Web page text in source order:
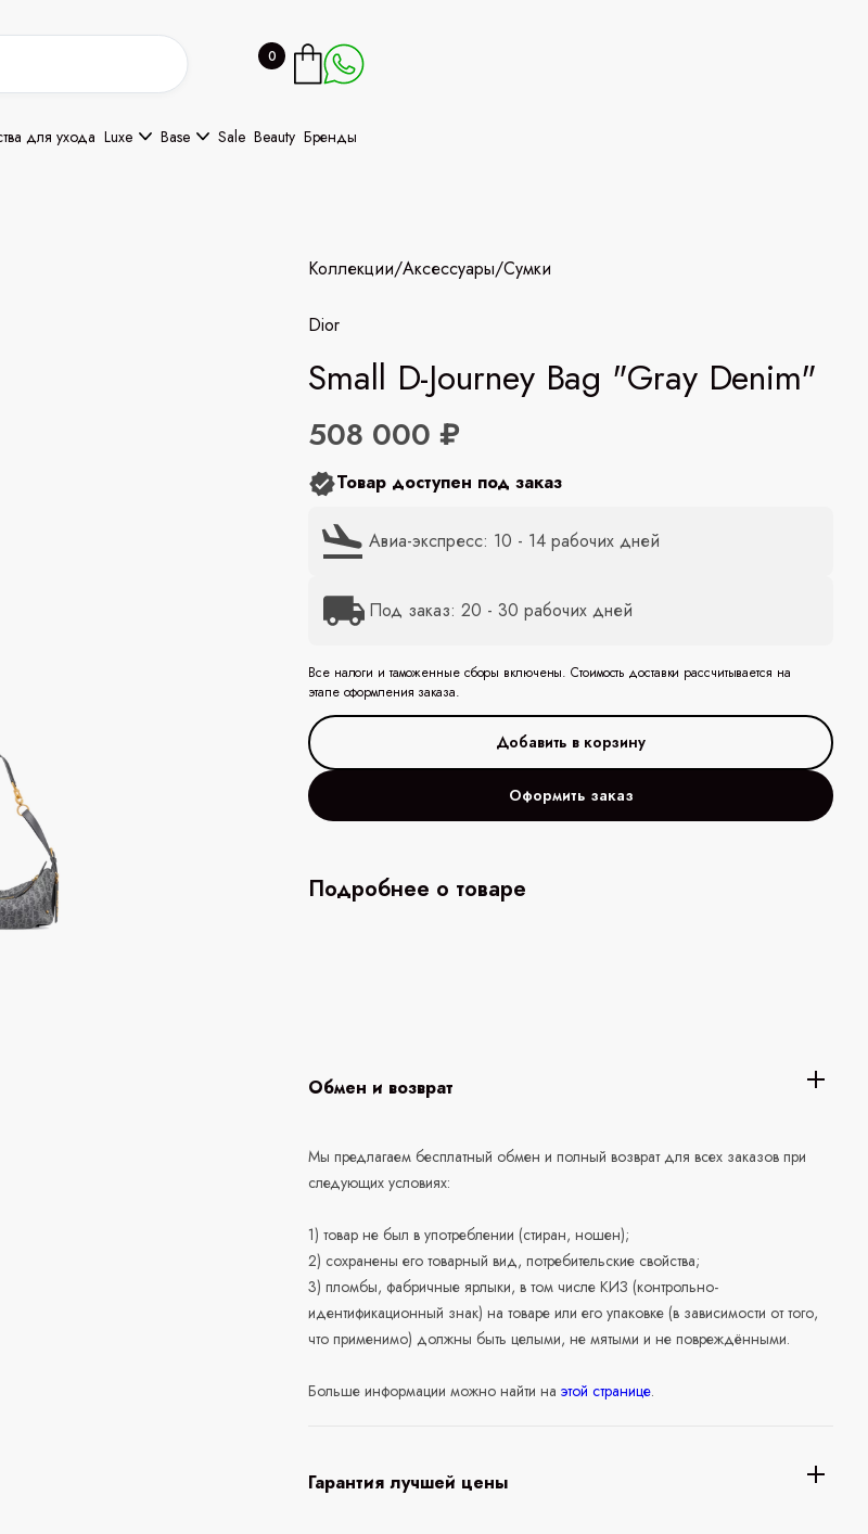
0
для ухода Luxe Base Sale Beauty Бренды
Коллекции/Аксессуары/Сумки
Dior
Small D-Journey Bag "Gray Denim"
508 000 ₽
Товар доступен под заказ
Авиа-экспресс: 10 - 14 рабочих дней
Под заказ: 20 - 30 рабочих дней
Все налоги и таможенные сборы включены. Стоимость доставки рассчитывается на
этапе оформления заказа.
Оформить заказ
Подробнее о товаре
Обмен и возврат
Мы предлагаем бесплатный обмен и полный возврат для всех заказов при
следующих условиях:
1) товар не был в употреблении (стиран, ношен);
2) сохранены его товарный вид, потребительские свойства;
3) пломбы, фабричные ярлыки, в том числе КИЗ (контрольно-
идентификационный знак) на товаре или его упаковке (в зависимости от того,
что применимо) должны быть целыми, не мятыми и не повреждёнными.
Больше информации можно найти наэтой странице.
Гарантия лучшей цены